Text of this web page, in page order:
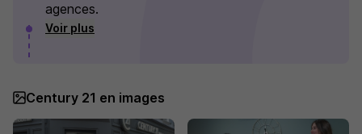
agences.
Voir plus
Century 21 en images